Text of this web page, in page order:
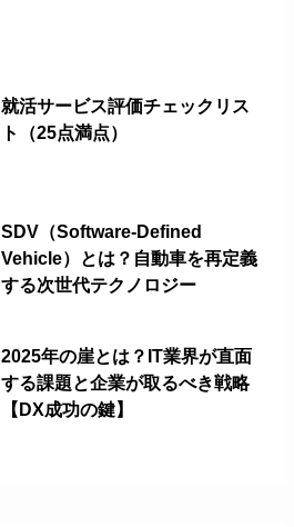
就活サービス評価チェックリス
ト（25点満点）
SDV（Software-Defined
Vehicle）とは？自動車を再定義
する次世代テクノロジー
2025年の崖とは？IT業界が直面
する課題と企業が取るべき戦略
【DX成功の鍵】